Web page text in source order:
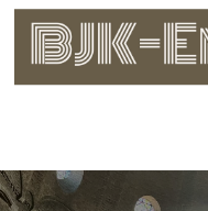
Skip
content